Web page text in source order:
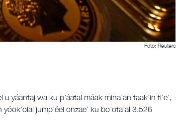
Foto: Reuters
u yáantaj wa ku p’áatal máak mina’an taak’in ti’e’,
jump’éel onzae’ ku bo’ota’al 3.526